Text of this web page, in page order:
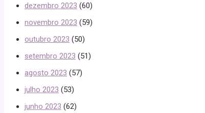
dezembro 2023 (60)
novembro 2023 (59)
outubro 2023 (50)
setembro 2023 (51)
agosto 2023 (57)
julho 2023 (53)
junho 2023 (62)